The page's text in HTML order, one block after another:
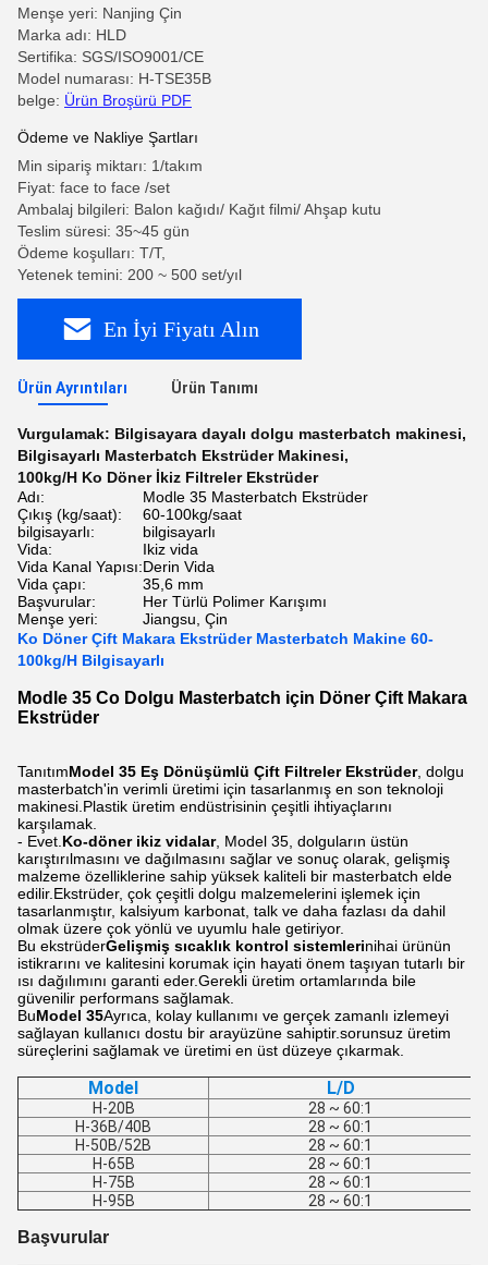
Menşe yeri: Nanjing Çin
Marka adı: HLD
Sertifika: SGS/ISO9001/CE
Model numarası: H-TSE35B
belge: Ürün Broşürü PDF
Ödeme ve Nakliye Şartları
Min sipariş miktarı: 1/takım
Fiyat: face to face /set
Ambalaj bilgileri: Balon kağıdı/ Kağıt filmi/ Ahşap kutu
Teslim süresi: 35~45 gün
Ödeme koşulları: T/T,
Yetenek temini: 200 ~ 500 set/yıl
En İyi Fiyatı Alın
Ürün Ayrıntıları Ürün Tanımı
Vurgulamak: Bilgisayara dayalı dolgu masterbatch makinesi,
Bilgisayarlı Masterbatch Ekstrüder Makinesi,
100kg/H Ko Döner İkiz Filtreler Ekstrüder
Adı:
Modle 35 Masterbatch Ekstrüder
Çıkış (kg/saat):
60-100kg/saat
bilgisayarlı:
bilgisayarlı
Vida:
Ikiz vida
Vida Kanal Yapısı:Derin Vida
Vida çapı:
35,6 mm
Başvurular:
Her Türlü Polimer Karışımı
Menşe yeri:
Jiangsu, Çin
Ko Döner Çift Makara Ekstrüder Masterbatch Makine 60-
100kg/H Bilgisayarlı
Modle 35 Co Dolgu Masterbatch için Döner Çift Makara
Ekstrüder
TanıtımModel 35 Eş Dönüşümlü Çift Filtreler Ekstrüder, dolgu
masterbatch'in verimli üretimi için tasarlanmış en son teknoloji
makinesi.Plastik üretim endüstrisinin çeşitli ihtiyaçlarını
karşılamak.
- Evet. Ko-döner ikiz vidalar, Model 35, dolguların üstün
karıştırılmasını ve dağılmasını sağlar ve sonuç olarak, gelişmiş
malzeme özelliklerine sahip yüksek kaliteli bir masterbatch elde
edilir.Ekstrüder, çok çeşitli dolgu malzemelerini işlemek için
tasarlanmıştır, kalsiyum karbonat, talk ve daha fazlası da dahil
olmak üzere çok yönlü ve uyumlu hale getiriyor.
Bu ekstrüderGelişmiş sıcaklık kontrol sistemlerinihai ürünün
istikrarını ve kalitesini korumak için hayati önem taşıyan tutarlı bir
ısı dağılımını garanti eder.Gerekli üretim ortamlarında bile
güvenilir performans sağlamak.
BuModel 35Ayrıca, kolay kullanımı ve gerçek zamanlı izlemeyi
sağlayan kullanıcı dostu bir arayüzüne sahiptir.sorunsuz üretim
süreçlerini sağlamak ve üretimi en üst düzeye çıkarmak.
Model L/D
H-20B
28 ~ 60:1
H-36B/40B
28 ~ 60:1
H-50B/52B
28 ~ 60:1
H-65B
28 ~ 60:1
H-75B
28 ~ 60:1
H-95B
28 ~ 60:1
Başvurular